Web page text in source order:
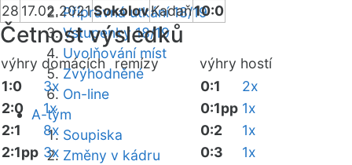
Přípravná utkání 18/19
Vstupenky 18/19
Uvolňování míst
Zvýhodněné
On-line
A-tým
Soupiska
Změny v kádru
28 17.02.2021SokolovKadaň10:0
Četnost výsledků
výhry domácíchremízy výhry hostí
1:0
3x
2:0
1x
2:1
8x
2:1pp 3x
0:1
2x
0:1pp 1x
0:2
1x
0:3
1x